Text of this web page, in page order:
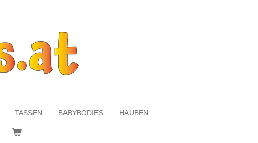
TASSEN BABYBODIES HAUBEN